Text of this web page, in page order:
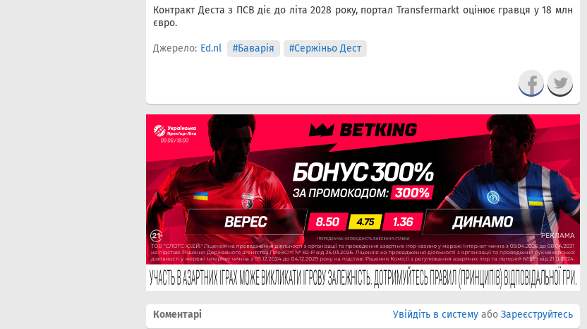
Контракт Деста з ПСВ діє до літа 2028 року, портал Transfermarkt оцінює гравця у 18 млн
євро.
Джерело: Ed.nl #Баварія #Сержіньо Дест
Коментарі Увійдіть в систему або Зареєструйтесь